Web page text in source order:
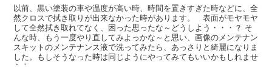
以前、黒い塗装の車や温度が高い時、時間を置きすぎた時などに、全
然クロスで拭き取りが出来なかった時があります。 表面がモヤモヤ
して全然拭き取れてなく、困った思ったな～どうしよう・・・？ そ
んな時、もう一度やり直してみよっかな～と思い、画像のメンテナン
スキットのメンテナンス液で洗ってみたら、あっさりと綺麗になりま
した。もしそうなった時は同じようにやってみてもいいかもしれませ
んよ。